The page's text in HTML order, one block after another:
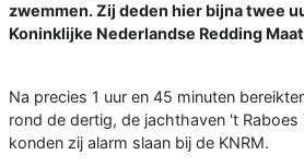
zwemmen. Zij deden hier bijna twee
Koninklijke Nederlandse Redding
Na precies 1 uur en 45 minuten
rond de dertig, de jachthaven 't Raboes
konden zij alarm slaan bij de KNRM.